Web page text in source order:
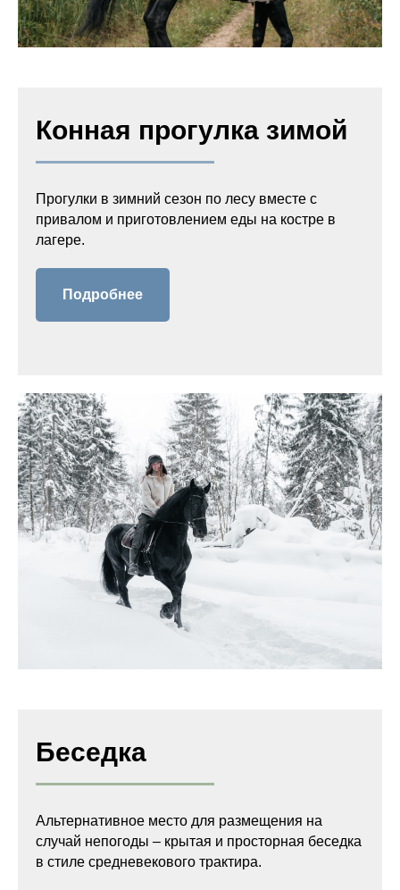
Конная прогулка зимой
Прогулки в зимний сезон по лесу вместе с
привалом и приготовлением еды на костре в
лагере.
Подробнее
Беседка
Альтернативное место для размещения на
случай непогоды – крытая и просторная беседка
в стиле средневекового трактира.